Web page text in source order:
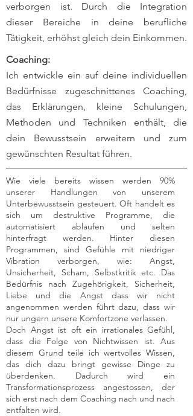
verborgen ist. Durch die Integration
dieser Bereiche in deine berufliche
Tätigkeit, erhöhst gleich dein Einkommen.
Coaching:
Ich entwickle ein auf deine individuellen
Bedürfnisse zugeschnittenes Coaching,
das Erklärungen, kleine Schulungen,
Methoden und Techniken enthält, die
dein Bewusstsein erweitern und zum
gewünschten Resultat führen.
Wie viele bereits wissen werden 90%
unserer Handlungen von unserem
Unterbewusstsein gesteuert. Oft handelt es
sich um destruktive Programme, die
automatisiert ablaufen und selten
hinterfragt werden. Hinter diesen
Programmen, sind Gefühle mit niedriger
Vibration verborgen, wie: Angst,
Unsicherheit, Scham, Selbstkritik etc. Das
Bedürfnis nach Zugehörigkeit, Sicherheit,
Liebe und die Angst dass wir nicht
angenommen werden führt dazu, dass wir
nur ungern unsere Komfortzone verlassen.
Doch Angst ist oft ein irrationales Gefühl,
dass die Folge von Nichtwissen ist. Aus
diesem Grund teile ich wertvolles Wissen,
das dich dazu bringt gewisse Dinge zu
überdenken. Dadurch wird ein
Transformationsprozess angestossen, der
sich erst nach dem Coaching nach und nach
entfalten wird.